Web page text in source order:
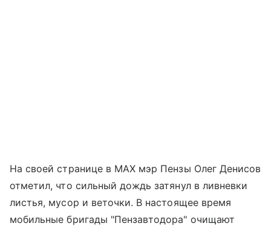
На своей странице в MAX мэр Пензы Олег Денисов
отметил, что сильный дождь затянул в ливневки
листья, мусор и веточки. В настоящее время
мобильные бригады "Пензавтодора" очищают